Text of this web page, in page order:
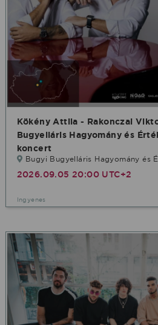
Kökény Attila - Rakonczai
Bugyelláris Hagyomány és
koncert
Bugyi Bugyelláris Hagyomány és
2026.09.05 20:00 UTC+2
Ingyenes